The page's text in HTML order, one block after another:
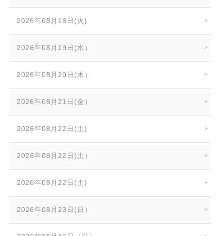
2026年08月18日(火)
2026年08月19日(水）
2026年08月20日(木）
2026年08月21日(金）
2026年08月22日(土)
2026年08月22日(土）
2026年08月22日(土)
2026年08月23日(日）